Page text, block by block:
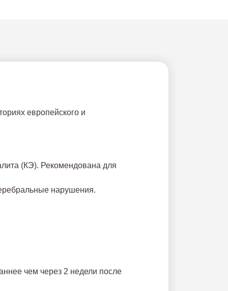
европейского и
(КЭ). Рекомендована для
нарушения.
чем через 2 недели после